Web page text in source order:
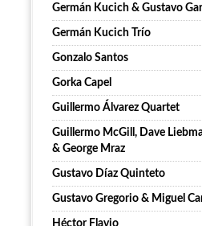
Germán Kucich & Gustavo
Germán Kucich Trío
Gonzalo Santos
Gorka Capel
Guillermo Álvarez Quartet
Guillermo McGill, Dave
& George Mraz
Gustavo Díaz Quinteto
Gustavo Gregorio & Miguel